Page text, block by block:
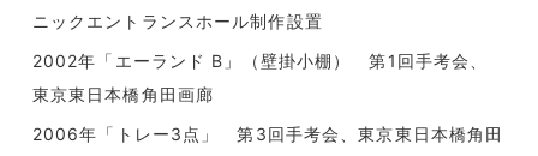
ニックエントランスホール制作設置
2002年「エーランド B」（壁掛小棚） 第1回手考会、
東京東日本橋角田画廊
2006年「トレー3点」 第3回手考会、東京東日本橋角田